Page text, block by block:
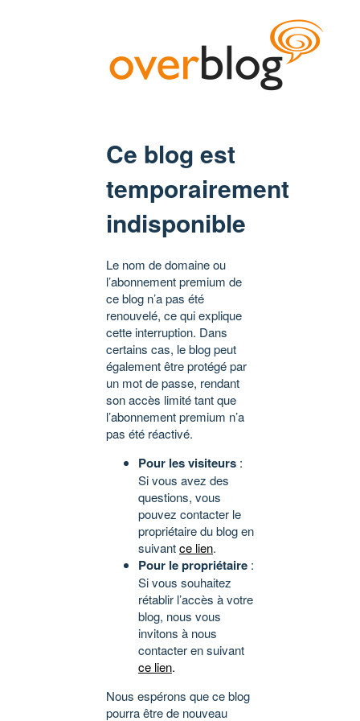
Ce blog est
temporairement
indisponible
Le nom de domaine ou
l’abonnement premium de
ce blog n’a pas été
renouvelé, ce qui explique
cette interruption. Dans
certains cas, le blog peut
également être protégé par
un mot de passe, rendant
son accès limité tant que
l’abonnement premium n’a
pas été réactivé.
Pour les visiteurs :
Si vous avez des
questions, vous
pouvez contacter le
propriétaire du blog en
suivantce lien.
Pour le propriétaire :
Si vous souhaitez
rétablir l’accès à votre
blog, nous vous
invitons à nous
contacter en suivant
ce lien.
Nous espérons que ce blog
pourra être de nouveau